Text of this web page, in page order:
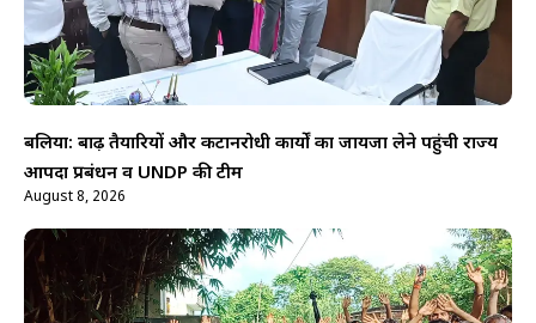
बलिया: बाढ़ तैयारियों और कटानरोधी कार्यों का जायजा लेने पहुंची राज्य
आपदा प्रबंधन व UNDP की टीम
August 8, 2026